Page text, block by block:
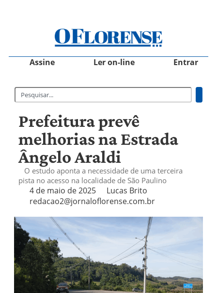
Assine Ler on-line Entrar
Prefeitura prevê
melhorias na Estrada
Ângelo Araldi
O estudo aponta a necessidade de uma terceira
pista no acesso na localidade de São Paulino
4 de maio de 2025
Lucas Brito
redacao2@jornaloflorense.com.br